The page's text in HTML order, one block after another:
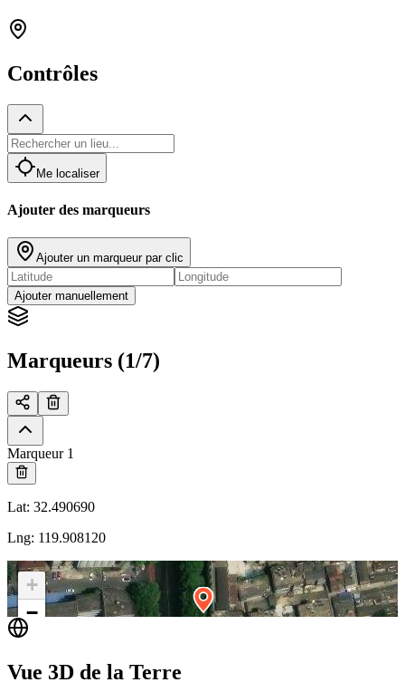
Contrôles
Me localiser
Ajouter des marqueurs
Ajouter un marqueur par clic
Ajouter manuellement
Marqueurs (1/7)
Marqueur 1
Lat: 32.490690
Lng: 119.908120
+
−
Vue 3D de la Terre